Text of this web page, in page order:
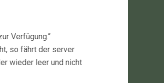
Verfügung.“
so fährt der server
wieder leer und nicht